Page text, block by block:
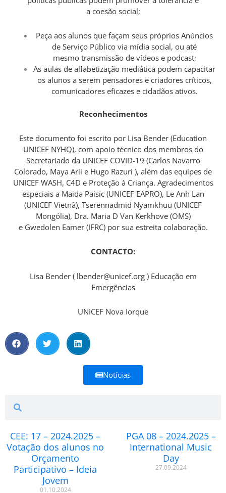
a coesão social;
Peça aos alunos que façam seus próprios Anúncios
de Serviço Público via mídia social, ou até
mesmo transmissão de vídeos e podcast;
As aulas de alfabetização mediática podem capacitar
os alunos a serem pensadores e criadores críticos,
comunicadores eficazes e cidadãos ativos.
Reconhecimentos
Este documento foi escrito por Lisa Bender (Education
UNICEF NYHQ), com apoio técnico dos membros do
Secretariado da UNICEF COVID-19 (Carlos Navarro
Colorado, Maya Arii e Hugo Razuri ), além das equipes de
UNICEF WASH, C4D e Proteção à Criança. Agradecimentos
especiais a Maida Paisic (UNICEF EAPRO), Le Anh Lan
(UNICEF Vietnã), Tserennadmid Nyamkhuu (UNICEF
Mongólia), Dra. Maria D Van Kerkhove (OMS)
e Gwedolen Eamer (IFRC) por sua estreita colaboração.
CONTACTO:
Lisa Bender ( lbender@unicef.org) Educação em
Emergências
UNICEF Nova Iorque
Notícias
CEE: 17 – 2024.2025 –
Votação dos alunos no
Orçamento
Participativo – Ideia
Jovem
01.10.2024
PGA 08 – 2024.2025 –
International Music
Day
27.09.2024